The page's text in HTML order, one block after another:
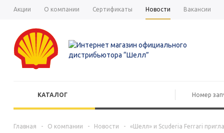
Акции О компании Сертификаты Новости Вакансии
КАТАЛОГ
Главная - О компании - Новости - «Шелл» и Scuderia Ferrari